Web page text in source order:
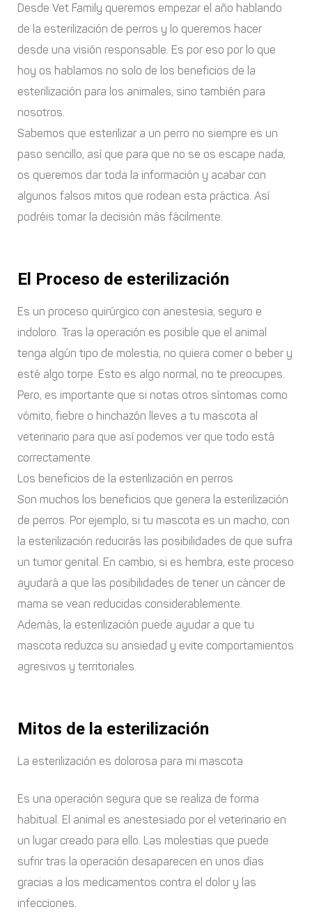
Desde Vet Family queremos empezar el año hablando
de la esterilización de perros y lo queremos hacer
desde una visión responsable. Es por eso por lo que
hoy os hablamos no solo de los beneficios de la
esterilización para los animales, sino también para
nosotros.
Sabemos que esterilizar a un perro no siempre es un
paso sencillo, así que para que no se os escape nada,
os queremos dar toda la información y acabar con
algunos falsos mitos que rodean esta práctica. Así
podréis tomar la decisión más fácilmente.
El Proceso de esterilización
Es un proceso quirúrgico con anestesia, seguro e
indoloro. Tras la operación es posible que el animal
tenga algún tipo de molestia, no quiera comer o beber y
esté algo torpe. Esto es algo normal, no te preocupes.
Pero, es importante que si notas otros síntomas como
vómito, fiebre o hinchazón lleves a tu mascota al
veterinario para que así podemos ver que todo está
correctamente.
Los beneficios de la esterilización en perros
Son muchos los beneficios que genera la esterilización
de perros. Por ejemplo, si tu mascota es un macho, con
la esterilización reducirás las posibilidades de que sufra
un tumor genital. En cambio, si es hembra, este proceso
ayudará a que las posibilidades de tener un cáncer de
mama se vean reducidas considerablemente.
Además, la esterilización puede ayudar a que tu
mascota reduzca su ansiedad y evite comportamientos
agresivos y territoriales.
Mitos de la esterilización
La esterilización es dolorosa para mi mascota
Es una operación segura que se realiza de forma
habitual. El animal es anestesiado por el veterinario en
un lugar creado para ello. Las molestias que puede
sufrir tras la operación desaparecen en unos días
gracias a los medicamentos contra el dolor y las
infecciones.